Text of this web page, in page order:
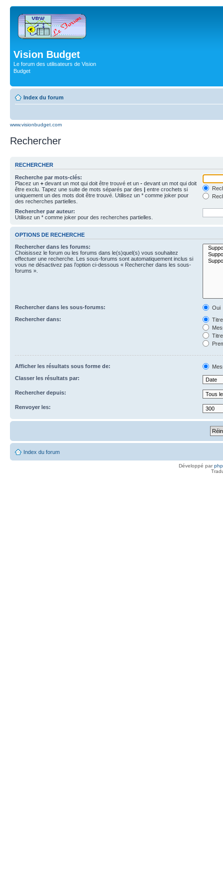
Vision Budget
Le forum des utilisateurs de Vision
Budget
Index du forum
www.visionbudget.com
Rechercher
RECHERCHER
Recherche par mots-clés:
Placez un + devant un mot qui doit être trouvé et un - devant un mot qui doit
être exclu. Tapez une suite de mots séparés par des | entre crochets si
uniquement un des mots doit être trouvé. Utilisez un * comme joker pour
des recherches partielles.
Rechercher par auteur:
Utilisez un * comme joker pour des recherches partielles.
OPTIONS DE RECHERCHE
Rechercher dans les forums:
Choisissez le forum ou les forums dans le(s)quel(s) vous souhaitez
effectuer une recherche. Les sous-forums sont automatiquement inclus si
vous ne désactivez pas l’option ci-dessous « Rechercher dans les sous-
forums ».
Rechercher dans les sous-forums:
Oui
Rechercher dans:
Afficher les résultats sous forme de:
Classer les résultats par:
Rechercher depuis:
Renvoyer les:
Index du forum
Développé par